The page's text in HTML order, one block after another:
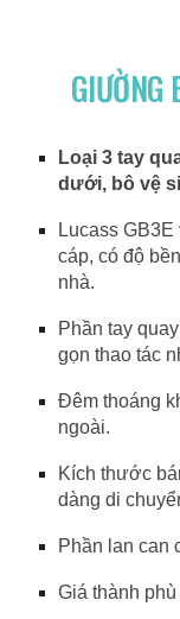
GIƯỜNG
Loại 3 tay
dưới, bô vệ
Lucass
cáp, có độ
nhà.
Phần tay
gọn thao tác
Đêm thoáng
ngoài.
Kích thước
dàng di
Phần lan can
Giá thành